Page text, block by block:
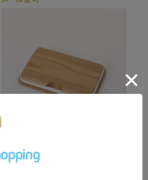
ごはん粒のつきにく